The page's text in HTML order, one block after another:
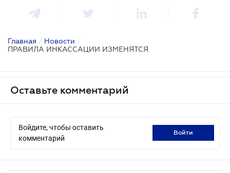
Главная / Новости /
ПРАВИЛА ИНКАССАЦИИ ИЗМЕНЯТСЯ
Оставьте комментарий
Войдите, чтобы оставить
комментарий
войти